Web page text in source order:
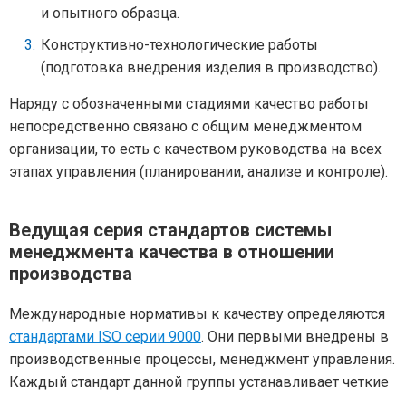
и опытного образца.
Конструктивно-технологические работы
(подготовка внедрения изделия в производство).
Наряду с обозначенными стадиями качество работы
непосредственно связано с общим менеджментом
организации, то есть с качеством руководства на всех
этапах управления (планировании, анализе и контроле).
Ведущая серия стандартов системы
менеджмента качества в отношении
производства
Международные нормативы к качеству определяются
стандартами ISO серии 9000. Они первыми внедрены в
производственные процессы, менеджмент управления.
Каждый стандарт данной группы устанавливает четкие